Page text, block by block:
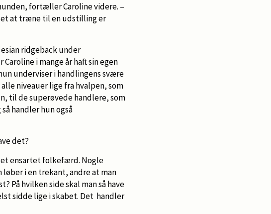
fortæller Caroline videre. –
at træne til en udstilling er
ridgeback under
i mange år haft sin egen
underviser i handlingens svære
niveauer lige fra hvalpen, som
til de superøvede handlere, som
handler hun også
det?
ensartet folkefærd. Nogle
løber i en trekant, andre at man
På hvilken side skal man så have
sidde lige i skabet. Det handler